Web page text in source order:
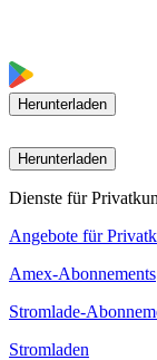
Herunterladen
Herunterladen
Dienste für
Angebote für
Amex-Abonnements
Stromlade-
Stromladen